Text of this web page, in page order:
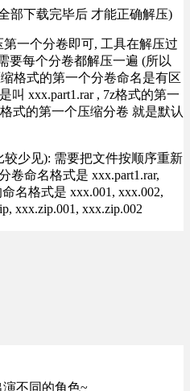
部下载完毕后 才能正确解压)
一个分卷即可, 工具在解压过
要每个分卷都解压一遍 (所以
格式的第一个分卷命名是有区
叫 xxx.part1.rar , 7z格式的第一
式的第一个压缩分卷 就是默认
少见): 需要把文件按顺序重新
卷命名格式是 xxx.part1.rar,
命名格式是 xxx.001, xxx.002,
xxx.zip.001, xxx.zip.002
不同的角色~